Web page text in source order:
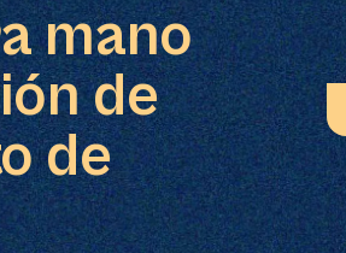
mano
de
de